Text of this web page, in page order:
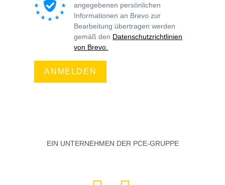
angegebenen persönlichen
Informationen an Brevo zur
Bearbeitung übertragen werden
gemäß den Datenschutzrichtlinien
von Brevo.
ANMELDEN
EIN UNTERNEHMEN DER PCE-GRUPPE